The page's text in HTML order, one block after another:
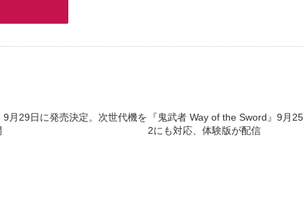
9月29日に発売決定。次世代機を
『鬼武者 Way of the Sword』9月
2にも対応、体験版が配信